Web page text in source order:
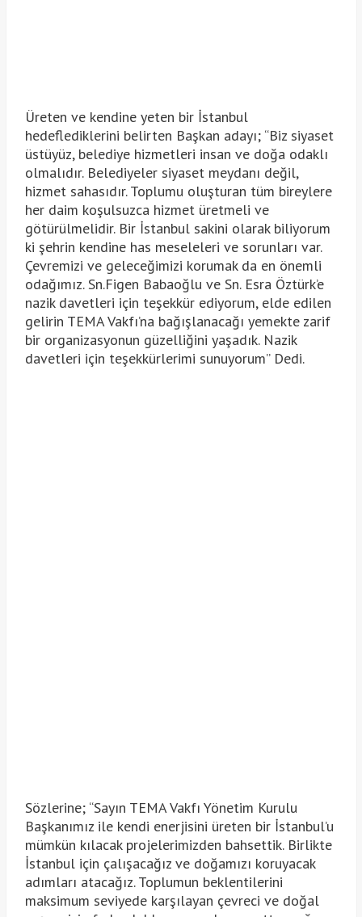
Üreten ve kendine yeten bir İstanbul
hedeflediklerini belirten Başkan adayı; “Biz siyaset
üstüyüz, belediye hizmetleri insan ve doğa odaklı
olmalıdır. Belediyeler siyaset meydanı değil,
hizmet sahasıdır. Toplumu oluşturan tüm bireylere
her daim koşulsuzca hizmet üretmeli ve
götürülmelidir. Bir İstanbul sakini olarak biliyorum
ki şehrin kendine has meseleleri ve sorunları var.
Çevremizi ve geleceğimizi korumak da en önemli
odağımız. Sn.Figen Babaoğlu ve Sn. Esra Öztürk’e
nazik davetleri için teşekkür ediyorum, elde edilen
gelirin TEMA Vakfı’na bağışlanacağı yemekte zarif
bir organizasyonun güzelliğini yaşadık. Nazik
davetleri için teşekkürlerimi sunuyorum” Dedi.
Sözlerine; “Sayın TEMA Vakfı Yönetim Kurulu
Başkanımız ile kendi enerjisini üreten bir İstanbul’u
mümkün kılacak projelerimizden bahsettik. Birlikte
İstanbul için çalışacağız ve doğamızı koruyacak
adımları atacağız. Toplumun beklentilerini
maksimum seviyede karşılayan çevreci ve doğal